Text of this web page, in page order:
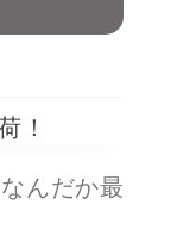
！
んだか最